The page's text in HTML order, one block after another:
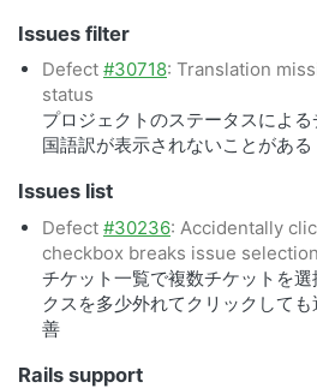
Issues filter
Defect #30718: Translation
status
プロジェクトのステータスによ
国語訳が表示されないことがある
Issues list
Defect #30236: Accidentally
checkbox breaks issue selection
チケット一覧で複数チケットを
クスを多少外れてクリックして
善
Rails support